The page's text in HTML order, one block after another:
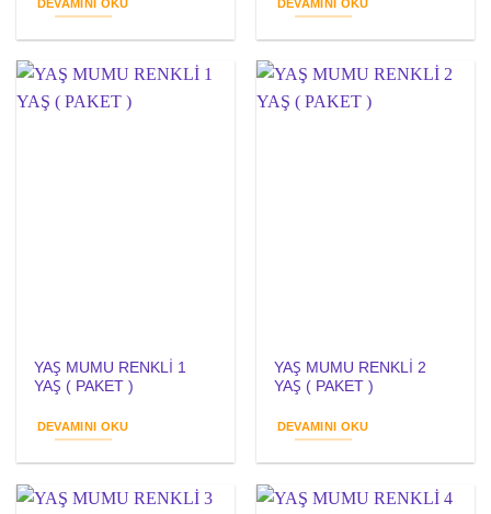
DEVAMINI OKU DEVAMINI OKU
YAŞ MUMU RENKLİ 1
YAŞ ( PAKET )
DEVAMINI OKU
YAŞ MUMU RENKLİ 2
YAŞ ( PAKET )
DEVAMINI OKU